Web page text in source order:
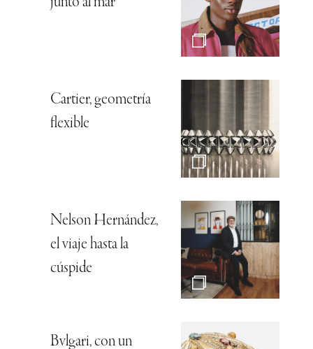
Cartier, geometría
flexible
Nelson Hernández,
el viaje hasta la
cúspide
Bvlgari, con un